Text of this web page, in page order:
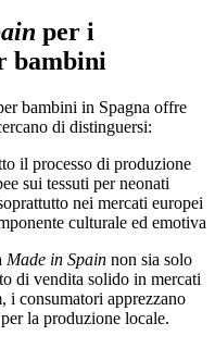
per i
bambini
bambini in Spagna offre
di distinguersi:
il processo di produzione
sui tessuti per neonati
nei mercati europei
culturale ed emotiva
Made in Spain non sia solo
di vendita solido in mercati
i consumatori apprezzano
la produzione locale.